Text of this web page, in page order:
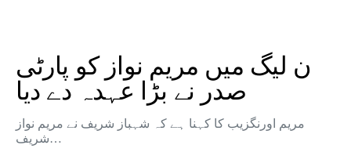
ن لیگ میں مریم نواز کو پارٹی
صدر نے بڑا عہدہ دے دیا
مریم اورنگزیب کا کہنا ہے کہ شہباز شریف نے مریم نواز
شریف…